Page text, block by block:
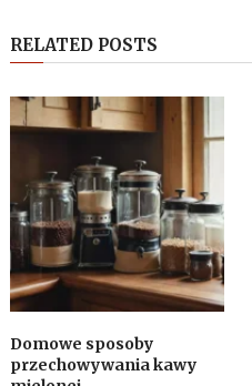
RELATED POSTS
Domowe sposoby
przechowywania kawy